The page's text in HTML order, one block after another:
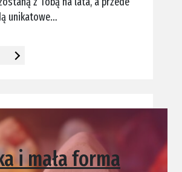
unikatowe…
i mała forma